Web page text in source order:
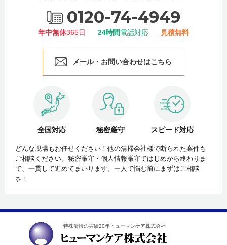
0120-74-4949
年中無休365日 24時間電話対応 見積無料
メール・お問い合わせはこちら
全国対応 秘密厳守 スピード対応
どんな現場もお任せください！他の清掃会社様で断られた案件も
ご相談ください。秘密厳守・個人情報厳守ではじめから終わりま
で、一貫して進めてまいります。一人で悩む前にまずはご相談
を！
特殊清掃の実績20年ヒューマンケア株式会社